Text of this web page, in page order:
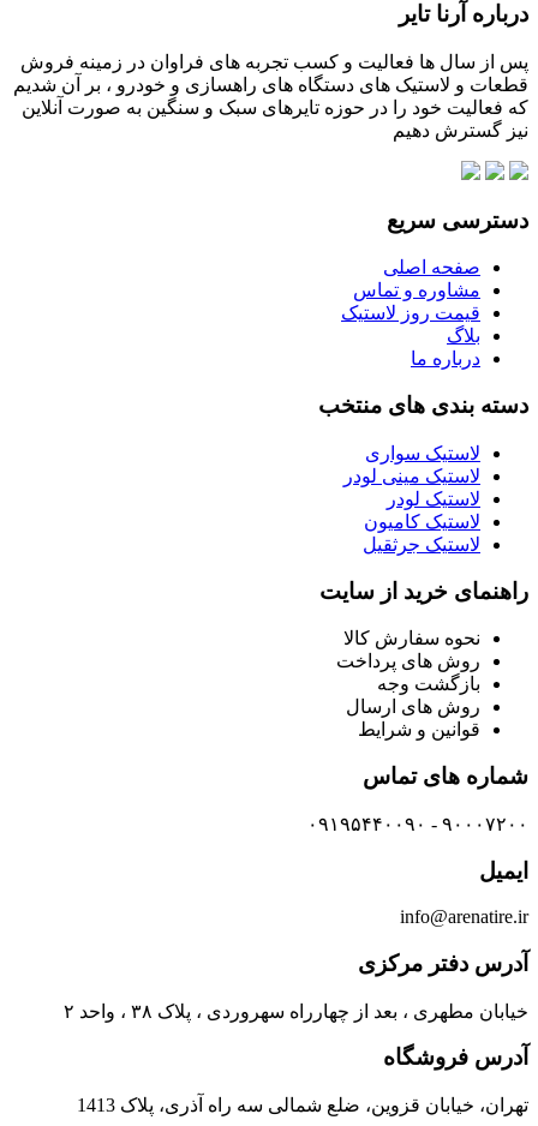
درباره آرنا تایر
پس از سال ها فعالیت و کسب تجربه های فراوان در زمینه فروش
قطعات و لاستیک های دستگاه های راهسازی و خودرو ، بر آن شدیم
که فعالیت خود را در حوزه تایرهای سبک و سنگین به صورت آنلاین
نیز گسترش دهیم
دسترسی سریع
صفحه اصلی
مشاوره و تماس
قیمت روز لاستیک
بلاگ
درباره ما
دسته بندی های منتخب
لاستیک سواری
لاستیک مینی لودر
لاستیک لودر
لاستیک کامیون
لاستیک جرثقیل
راهنمای خرید از سایت
نحوه سفارش کالا
روش های پرداخت
بازگشت وجه
روش های ارسال
قوانین و شرایط
شماره های تماس
۹۰۰۰۷۲۰۰ - ۰۹۱۹۵۴۴۰۰۹۰
ایمیل
info@arenatire.ir
آدرس دفتر مرکزی
خیابان مطهری ، بعد از چهارراه سهروردی ، پلاک ۳۸ ، واحد ۲
آدرس فروشگاه
تهران، خیابان قزوین، ضلع شمالی سه راه آذری، پلاک 1413